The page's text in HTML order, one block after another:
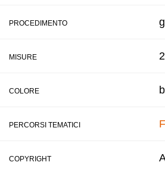
PROCEDIMENTO
MISURE
COLORE
PERCORSI TEMATICI
COPYRIGHT